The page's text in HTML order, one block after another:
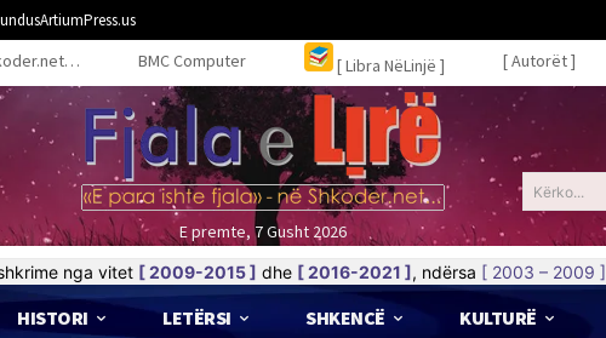
BMC Computer [ Libra NëLinjë ] [ Autorët ]
E premte, 7 Gusht 2026
Kërko...
nga vitet [ 2009-2015 ] dhe [ 2016-2021 ], ndërsa [ 2003 – 2009 ]
HISTORI LETËRSI SHKENCË KULTURË